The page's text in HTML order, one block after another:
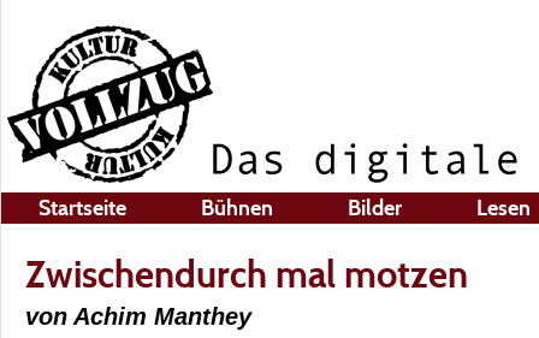
Startseite Bühnen Bilder Lesen
Zwischendurch mal motzen
von Achim Manthey